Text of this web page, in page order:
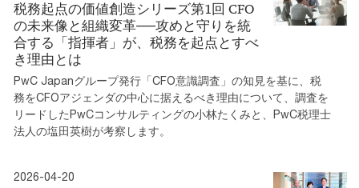
税務起点の価値創造シリーズ第1回 CFO
の未来像と組織変革──攻めと守りを統
合する「指揮者」が、税務を起点とすべ
き理由とは
PwC Japanグループ発行「CFO意識調査」の知見を基に、税
務をCFOアジェンダの中心に据えるべき理由について、調査を
リードしたPwCコンサルティングの小林たくみと、PwC税理士
法人の塩田英樹が考察します。
2026-04-20